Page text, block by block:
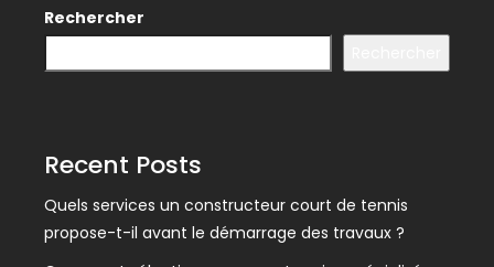
Rechercher
Recent Posts
Quels services un constructeur court de tennis
propose-t-il avant le démarrage des travaux ?